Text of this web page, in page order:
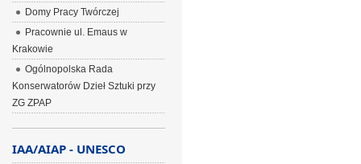
Domy Pracy Twórczej
Pracownie ul. Emaus w
Krakowie
Ogólnopolska Rada
Konserwatorów Dzieł Sztuki przy
ZG ZPAP
IAA/AIAP - UNESCO